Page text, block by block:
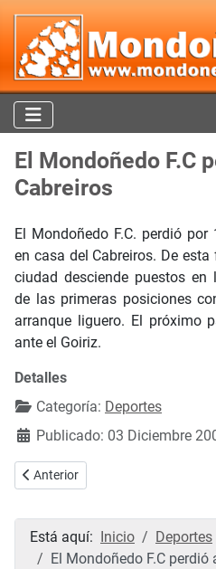
El Mondoñedo F.C
Cabreiros
El Mondoñedo F.C. perdió
en casa del Cabreiros. De
ciudad desciende puestos en
de las primeras posiciones
arranque liguero. El próximo
ante el Goiriz.
Detalles
Categoría: Deportes
Publicado: 03 Diciembre
Artículo anterior: Resultados de
Anterior
Está aquí: Inicio
Deportes
El Mondoñedo F.C perdió